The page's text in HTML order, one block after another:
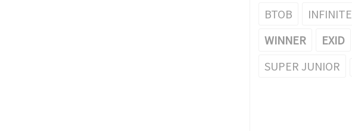
BTOB INFINITE
WINNER
EXID
SUPER JUNIOR